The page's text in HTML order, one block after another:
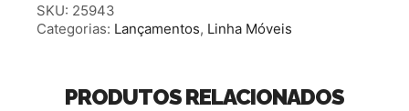
SKU: 25943
Categorias: Lançamentos, Linha Móveis
PRODUTOS RELACIONADOS